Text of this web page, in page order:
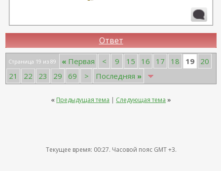
Ответ
Страница 19 из 89 « Первая < 9 15 16 17 18 19
20
21
22 23 29 69 > Последняя »
« Предыдущая тема | Следующая тема »
Текущее время: 00:27. Часовой пояс GMT +3.